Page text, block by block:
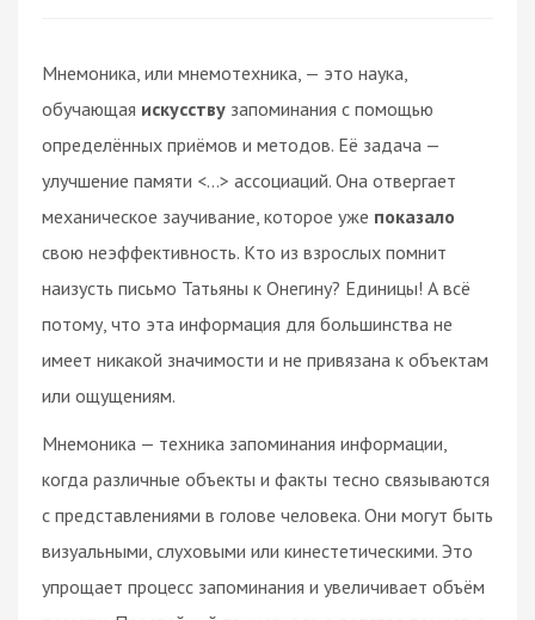
Мнемоника, или мнемотехника, — это наука,
обучающая искусству запоминания с помощью
определённых приёмов и методов. Её задача —
улучшение памяти <…> ассоциаций. Она отвергает
механическое заучивание, которое уже показало
свою неэффективность. Кто из взрослых помнит
наизусть письмо Татьяны к Онегину? Единицы! А всё
потому, что эта информация для большинства не
имеет никакой значимости и не привязана к объектам
или ощущениям.
Мнемоника — техника запоминания информации,
когда различные объекты и факты тесно связываются
с представлениями в голове человека. Они могут быть
визуальными, слуховыми или кинестетическими. Это
упрощает процесс запоминания и увеличивает объём